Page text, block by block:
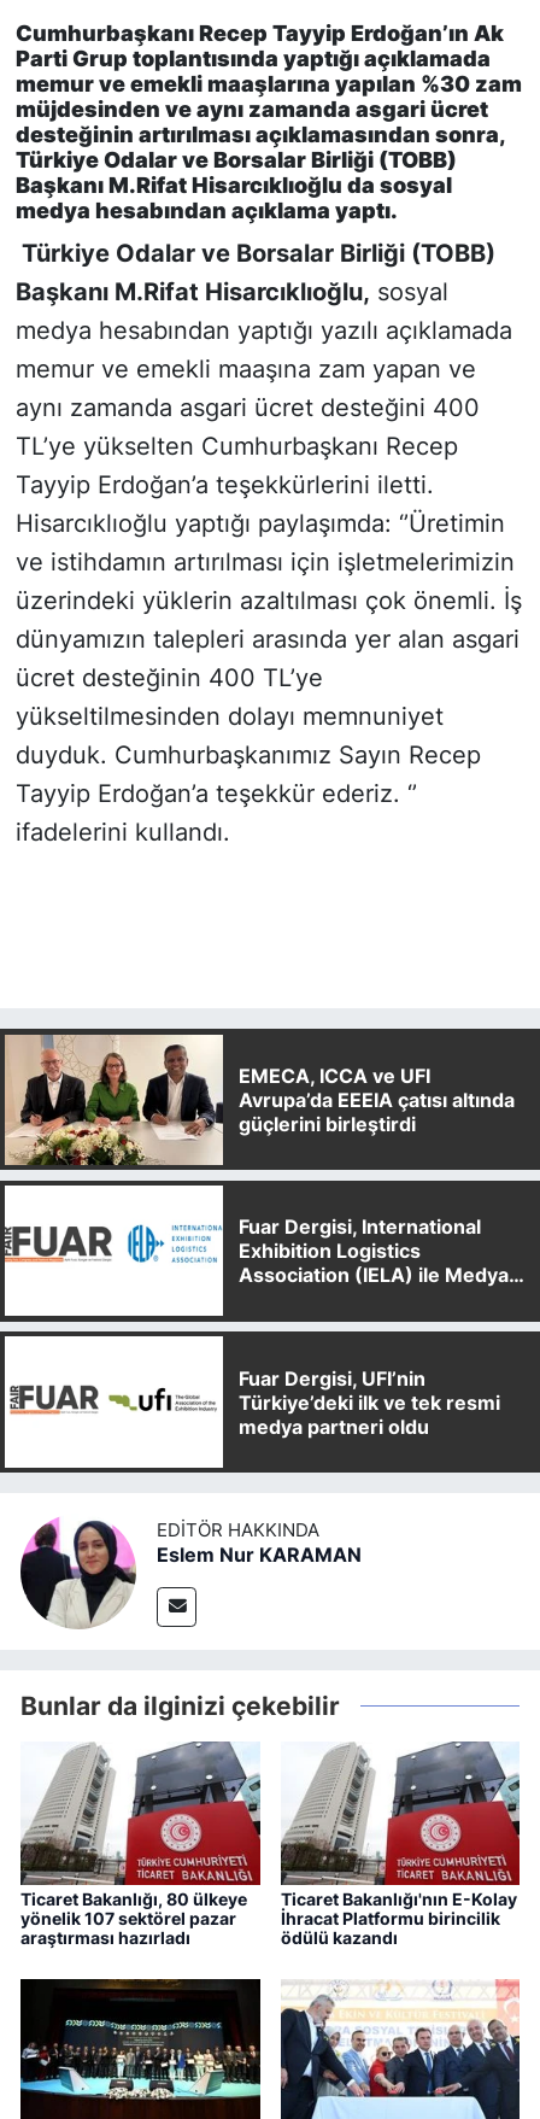
Cumhurbaşkanı Recep Tayyip Erdoğan’ın Ak
Parti Grup toplantısında yaptığı açıklamada
memur ve emekli maaşlarına yapılan %30 zam
müjdesinden ve aynı zamanda asgari ücret
desteğinin artırılması açıklamasından sonra,
Türkiye Odalar ve Borsalar Birliği (TOBB)
Başkanı M.Rifat Hisarcıklıoğlu da sosyal
medya hesabından açıklama yaptı.
Türkiye Odalar ve Borsalar Birliği (TOBB)
Başkanı M.Rifat Hisarcıklıoğlu, sosyal
medya hesabından yaptığı yazılı açıklamada
memur ve emekli maaşına zam yapan ve
aynı zamanda asgari ücret desteğini 400
TL’ye yükselten Cumhurbaşkanı Recep
Tayyip Erdoğan’a teşekkürlerini iletti.
Hisarcıklıoğlu yaptığı paylaşımda: ‘’Üretimin
ve istihdamın artırılması için işletmelerimizin
üzerindeki yüklerin azaltılması çok önemli. İş
dünyamızın talepleri arasında yer alan asgari
ücret desteğinin 400 TL’ye
yükseltilmesinden dolayı memnuniyet
duyduk. Cumhurbaşkanımız Sayın Recep
Tayyip Erdoğan’a teşekkür ederiz. ‘’
ifadelerini kullandı.
EMECA, ICCA ve UFI
Avrupa’da EEEIA çatısı altında
güçlerini birleştirdi
Fuar Dergisi, International
Exhibition Logistics
Association (IELA) ile Medya
Fuar Dergisi, UFI’nin
Türkiye’deki ilk ve tek resmi
medya partneri oldu
EDITÖR HAKKINDA
Eslem Nur KARAMAN
Bunlar da ilginizi çekebilir
Ticaret Bakanlığı, 80 ülkeye
yönelik 107 sektörel pazar
araştırması hazırladı
Ticaret Bakanlığı'nın E-Kolay
İhracat Platformu birincilik
ödülü kazandı
KONGRE HABERLERİ
KONGRE TAKVİMİ
RÖPORTAJLAR
BİYOGRAFİLER